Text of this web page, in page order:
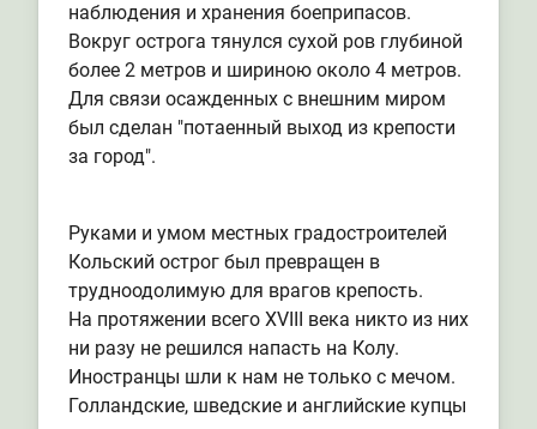
наблюдения и хранения боеприпасов.
Вокруг острога тянулся сухой ров глубиной
более 2 метров и шириною около 4 метров.
Для связи осажденных с внешним миром
был сделан "потаенный выход из крепости
за город".
Руками и умом местных градостроителей
Кольский острог был превращен в
трудноодолимую для врагов крепость.
На протяжении всего XVIII века никто из них
ни разу не решился напасть на Колу.
Иностранцы шли к нам не только с мечом.
Голландские, шведские и английские купцы